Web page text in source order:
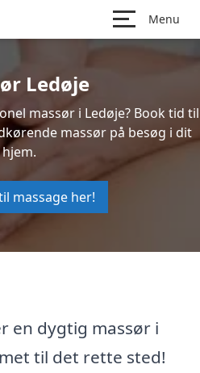
Menu
Ledøje
massør i Ledøje? Book tid til
massør på besøg i dit
hjem.
massage her!
en dygtig massør i
til det rette sted!